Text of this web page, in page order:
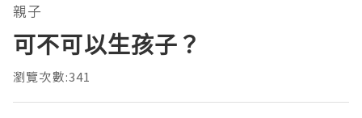
親子
可不可以生孩子？
瀏覽次數:341